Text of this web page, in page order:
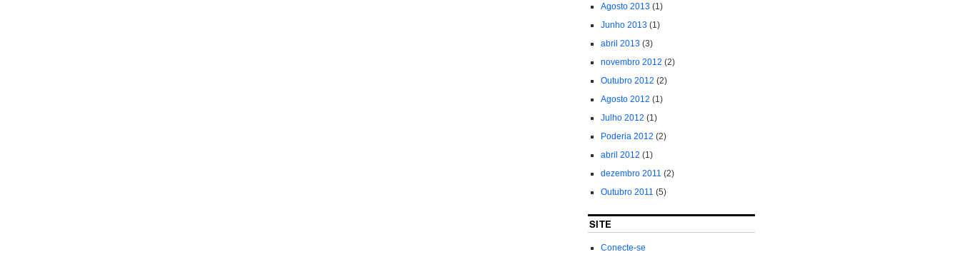
Agosto 2013(1)
Junho 2013(1)
abril 2013(3)
novembro 2012 (2)
Outubro 2012 (2)
Agosto 2012 (1)
Julho 2012 (1)
Poderia 2012 (2)
abril 2012 (1)
dezembro 2011 (2)
Outubro 2011 (5)
SITE
Conecte-se